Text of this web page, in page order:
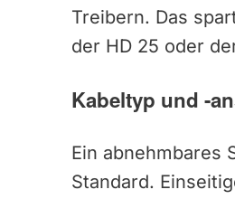
Treibern. Das
der HD 25 oder
Kabeltyp und -
Ein abnehmbares
Standard.